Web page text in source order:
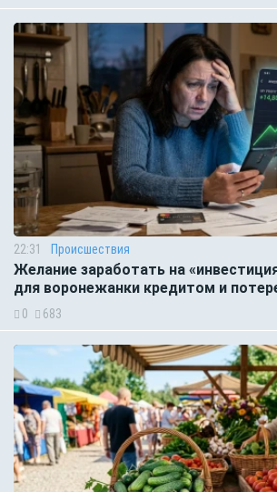
22:31 Происшествия
Желание заработать на
для воронежанки кредитом и
0 683